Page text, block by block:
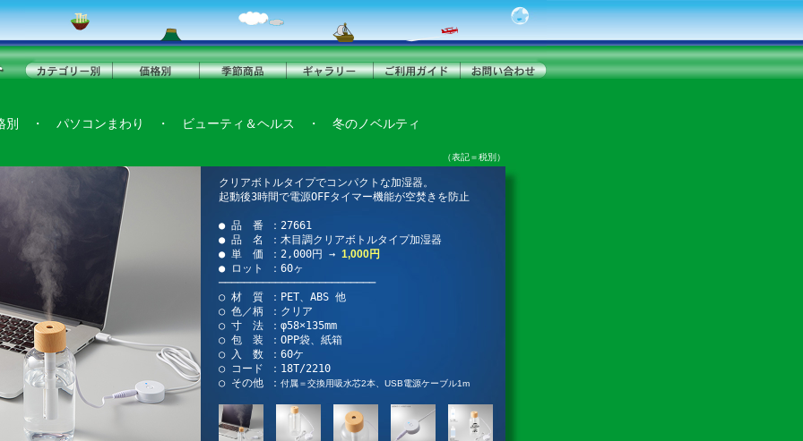
別 ・ パソコンまわり ・ ビューティ＆ヘルス ・ 冬のノベルティ
（表記＝税別）
クリアボトルタイプでコンパクトな加湿器。
起動後3時間で電源OFFタイマー機能が空焚きを防止
● 品 番 ：27661
● 品 名 ：木目調クリアボトルタイプ加湿器
● 単 価 ：2,000円 → 1,000円
● ロット ：60ヶ
─────────────────────────
○ 材 質 ：PET、ABS 他
○ 色／柄 ：クリア
○ 寸 法 ：φ58×135mm
○ 包 装 ：OPP袋、紙箱
○ 入 数 ：60ケ
○ コード ：18T/2210
○ その他 ： 付属＝交換用吸水芯2本、USB電源ケーブル1m